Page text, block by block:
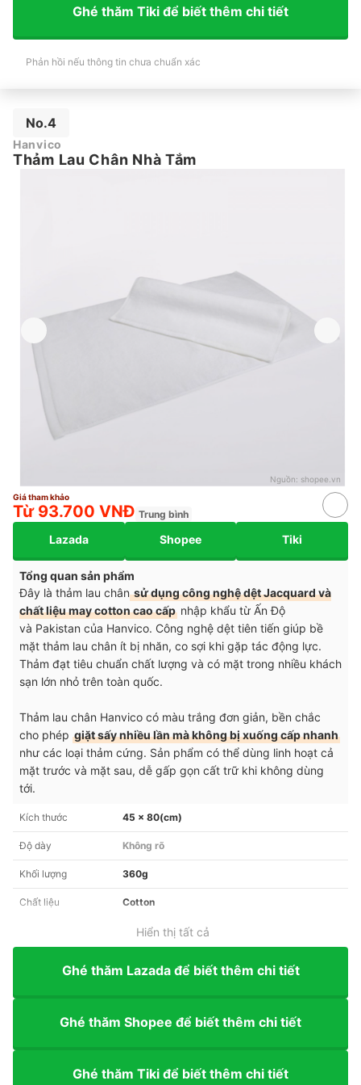
Ghé thăm Tiki để biết thêm chi tiết
Phản hồi nếu thông tin chưa chuẩn xác
No.4
Hanvico
Thảm Lau Chân Nhà Tắm
Nguồn: shopee.vn
Giá tham khảo
Từ 93.700 VNĐ Trung bình
Lazada Shopee Tiki
Tổng quan sản phẩm
Đây là thảm lau chânsử dụng công nghệ dệt Jacquard và
chất liệu may cotton cao cấp nhập khẩu từ Ấn Độ
và Pakistan của Hanvico. Công nghệ dệt tiên tiến giúp bề
mặt thảm lau chân ít bị nhăn, co sợi khi gặp tác động lực.
Thảm đạt tiêu chuẩn chất lượng và có mặt trong nhiều khách
sạn lớn nhỏ trên toàn quốc.
Thảm lau chân Hanvico có màu trắng đơn giản, bền chắc
cho phép giặt sấy nhiều lần mà không bị xuống cấp nhanh
như các loại thảm cứng. Sản phẩm có thể dùng linh hoạt cả
mặt trước và mặt sau, dễ gấp gọn cất trữ khi không dùng
tới.
Kích thước 45 x 80(cm)
Độ dày Không rõ
Khối lượng 360g
Chất liệu Cotton
Hiển thị tất cả
Ghé thăm Lazada để biết thêm chi tiết
Ghé thăm Shopee để biết thêm chi tiết
Ghé thăm Tiki để biết thêm chi tiết